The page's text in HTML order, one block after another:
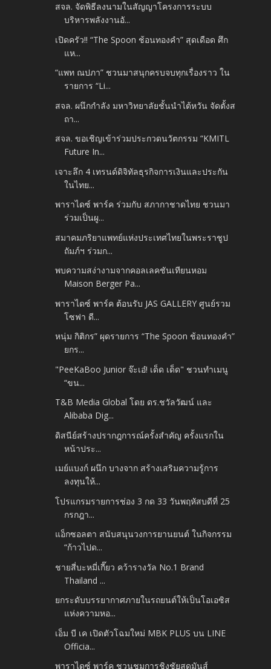
สจล. จัดพิธีลงนามในสัญญาโครงการระบบ
บริหารพลังงานอั...
เปิดครัว!! “The Spoon ช้อนทองคำ” สุดเดือด ศึก
แห...
“แพท ณปภา” ชวนมาสนุกครบจบทุกเรื่องราว ใน
รายการ “Li...
สจล. ผนึกกำลัง มหาวิทยาลัยชั้นนำไต้หวัน จัดตั้งส
ถา...
สจล. ขอเชิญเข้าร่วมประกวดนวัตกรรม “KMITL
Future In...
เจาะลึก 4 เทรนด์ดิจิทัลธุรกิจการเงินและประกัน
ในไทย...
พาราไดซ์ พาร์ค ร่วมกับ สภากาชาดไทย ชวนมา
ร่วมเป็นผู...
สมาคมภริยาแพทย์แห่งประเทศไทยในพระราชูป
ถัมภ์ฯ ร่วมก...
พบความสง่างามจากคอลเลคชันเทียนหอม
Maison Berger Pa...
พาราไดซ์ พาร์ค ต้อนรับ JAS GALLERY ศูนย์รวม
โซฟา ดี...
หนุ่ม กิติกร” ผุดรายการ “The Spoon ช้อนทองคำ”
ยกร...
"PeeKaBoo Junior จ๊ะเอ๋! เด็ด เด็ด" ชวนทำเมนู
“ขน...
T&B Media Global โดย ดร.ชวัลวัฒน์ และ
Alibaba Dig...
ดิสนีย์สร้างปรากฎการณ์ครั้งสำคัญ ครั้งแรกใน
หน้าประ...
เมย์แบงก์ ผนึก บางจาก สร้างเสริมความรู้การ
ลงทุนให้...
โปรแกรมรายการช่อง 3 กด 33 วันพฤหัสบดีที่ 25
กรกฎา...
แอ็กซอลตา สนับสนุนวงการยานยนต์ ในกิจกรรม
“ก้าวไปด...
ชายสี่บะหมี่เกี๊ยว คว้ารางวัล No.1 Brand
Thailand ...
ยกระดับบรรยากาศภายในรถยนต์ให้เป็นโอเอซิส
แห่งความหอ...
เอ็ม บี เค เปิดตัวโฉมใหม่ MBK PLUS บน LINE
Officia...
พาราไดซ์ พาร์ค ชวนชมการชิงชัยสุดมันส์